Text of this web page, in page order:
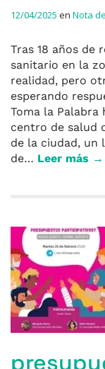
12/04/2025 en Nota
Tras 18 años de
sanitario en la
realidad, pero
esperando
Toma la
centro de salud
de la ciudad, un
de… Leer más →